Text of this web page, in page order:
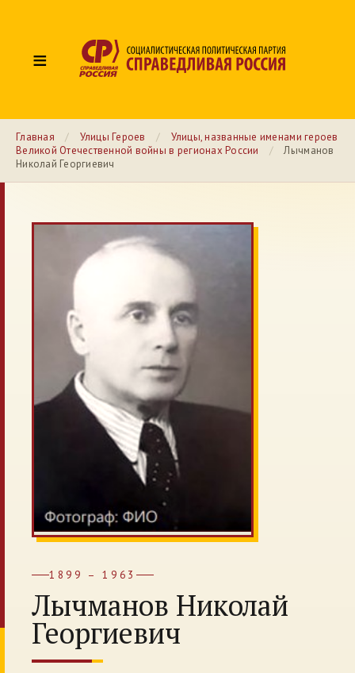
≡
Главная / Улицы Героев /
Улицы, названные именами героев
Великой Отечественной войны в регионах России
/
Лычманов
Николай Георгиевич
1899 – 1963
Лычманов Николай
Георгиевич